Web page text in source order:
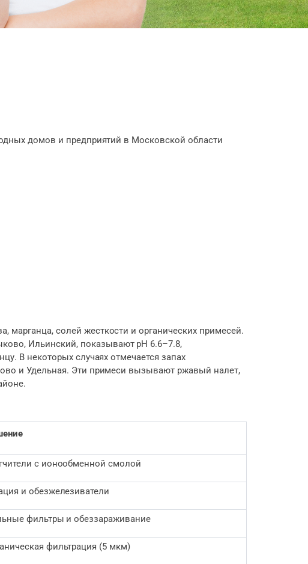
домов и предприятий в Московской области
солей жесткости и органических примесей.
Ильинский, показывают pH 6.6–7.8,
В некоторых случаях отмечается запах
и Удельная. Эти примеси вызывают ржавый налет,
с ионообменной смолой
и обезжелезиватели
фильтры и обеззараживание
фильтрация (5 мкм)